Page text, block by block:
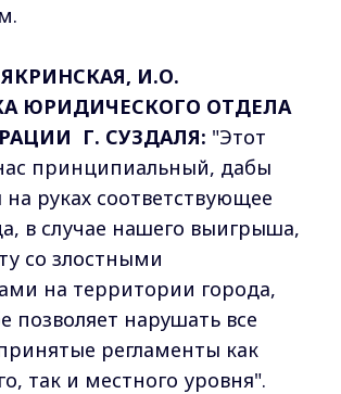
И.О.
ЮРИДИЧЕСКОГО ОТДЕЛА
Г. СУЗДАЛЯ: "Этот
принципиальный, дабы
руках соответствующее
в случае нашего выигрыша,
со злостными
на территории города,
позволяет нарушать все
регламенты как
так и местного уровня".